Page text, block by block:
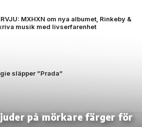
MXHXN om nya albumet, Rinkeby &
musik med livserfarenhet
släpper ”Prada”
på mörkare färger för